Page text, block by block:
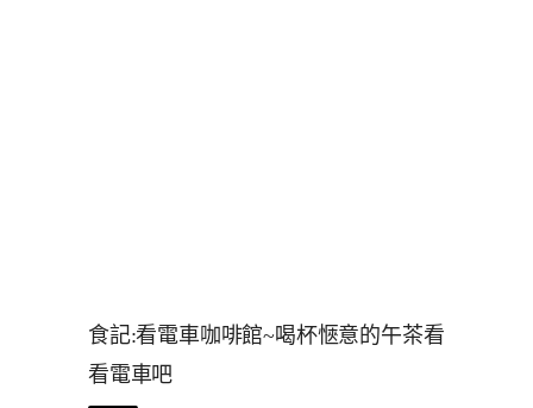
食記:看電車咖啡館~喝杯愜意的午茶看
看電車吧